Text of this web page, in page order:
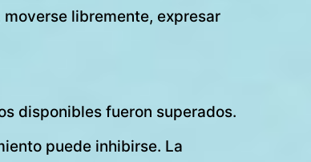
libremente, expresar
disponibles fueron superados.
puede inhibirse. La